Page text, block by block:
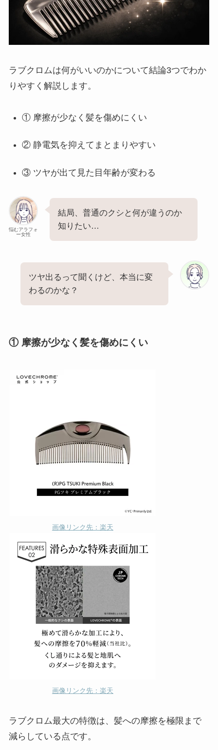
ラブクロムは何がいいのかについて結論3つでわか
りやすく解説します。
① 摩擦が少なく髪を傷めにくい
② 静電気を抑えてまとまりやすい
③ ツヤが出て見た目年齢が変わる
悩むアラフォ
ー女性
結局、普通のクシと何が違うのか
知りたい…
ツヤ出るって聞くけど、本当に変
わるのかな？
① 摩擦が少なく髪を傷めにくい
画像リンク先：楽天
画像リンク先：楽天
ラブクロム最大の特徴は、髪への摩擦を極限まで
減らしている点です。